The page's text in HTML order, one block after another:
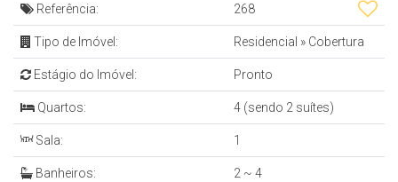
Referência: 268
Tipo de Imóvel: Residencial » Cobertura
Estágio do Imóvel: Pronto
Quartos: 4 (sendo 2 suítes)
Sala: 1
Banheiros: 2 ~ 4